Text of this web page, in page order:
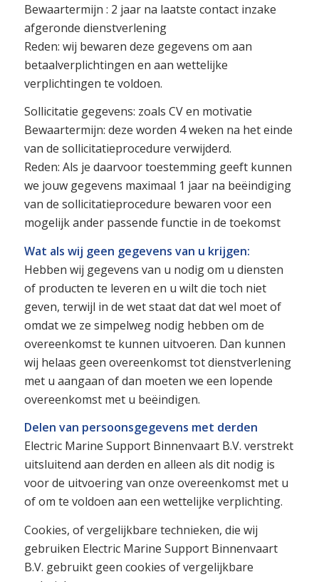
Bewaartermijn : 2 jaar na laatste contact inzake
afgeronde dienstverlening
Reden: wij bewaren deze gegevens om aan
betaalverplichtingen en aan wettelijke
verplichtingen te voldoen.
Sollicitatie gegevens: zoals CV en motivatie
Bewaartermijn: deze worden 4 weken na het einde
van de sollicitatieprocedure verwijderd.
Reden: Als je daarvoor toestemming geeft kunnen
we jouw gegevens maximaal 1 jaar na beëindiging
van de sollicitatieprocedure bewaren voor een
mogelijk ander passende functie in de toekomst
Wat als wij geen gegevens van u krijgen:
Hebben wij gegevens van u nodig om u diensten
of producten te leveren en u wilt die toch niet
geven, terwijl in de wet staat dat dat wel moet of
omdat we ze simpelweg nodig hebben om de
overeenkomst te kunnen uitvoeren. Dan kunnen
wij helaas geen overeenkomst tot dienstverlening
met u aangaan of dan moeten we een lopende
overeenkomst met u beëindigen.
Delen van persoonsgegevens met derden
Electric Marine Support Binnenvaart B.V. verstrekt
uitsluitend aan derden en alleen als dit nodig is
voor de uitvoering van onze overeenkomst met u
of om te voldoen aan een wettelijke verplichting.
Cookies, of vergelijkbare technieken, die wij
gebruiken Electric Marine Support Binnenvaart
B.V. gebruikt geen cookies of vergelijkbare